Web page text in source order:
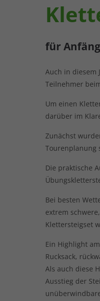
für
Auch in diesem
Teilnehmer
Um einen
darüber im
Zunächst
Tourenplanung
Die praktische
Bei besten
extrem
Klettersteigset
Ein Highlight
Rucksack,
Als auch diese
Ausstieg der